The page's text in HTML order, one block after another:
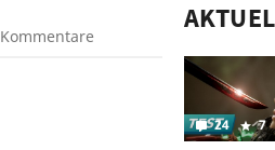
Kommentare
24 7